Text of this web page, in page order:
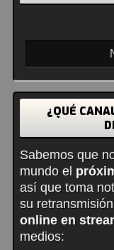
¿QUÉ
Sabemos que
mundo el
así que toma
su
online en
medios: